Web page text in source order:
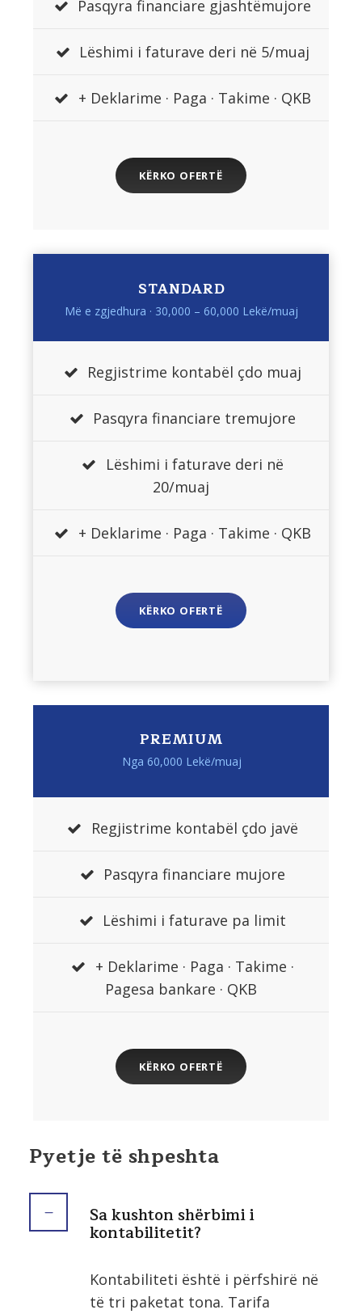
Pasqyra financiare gjashtëmujore
Lëshimi i faturave deri në 5/muaj
+ Deklarime · Paga · Takime · QKB
KËRKO OFERTË
STANDARD
Më e zgjedhura · 30,000 – 60,000 Lekë/muaj
Regjistrime kontabël çdo muaj
Pasqyra financiare tremujore
Lëshimi i faturave deri në
20/muaj
+ Deklarime · Paga · Takime · QKB
KËRKO OFERTË
PREMIUM
Nga 60,000 Lekë/muaj
Regjistrime kontabël çdo javë
Pasqyra financiare mujore
Lëshimi i faturave pa limit
+ Deklarime · Paga · Takime ·
Pagesa bankare · QKB
KËRKO OFERTË
Pyetje të shpeshta
Sa kushton shërbimi i
kontabilitetit?
Kontabiliteti është i përfshirë në
të tri paketat tona. Tarifa